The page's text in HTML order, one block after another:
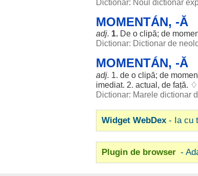
Dictionar: Noul dictionar
MOMENTÁN, -Ă
adj. 1. De o clipă; de
Dictionar: Dictionar de
MOMENTÁN, -Ă
adj. 1. de o clipă; de
imediat. 2. actual , de față. ♢
Dictionar: Marele dictionar
Widget WebDex - Ia cu
Plugin de browser -